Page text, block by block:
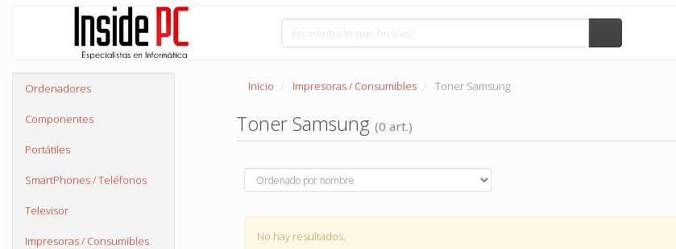
Ordenadores
Componentes
Portátiles
SmartPhones / Teléfonos
Televisor
Impresoras / Consumibles
Inicio Impresoras / Consumibles Toner Samsung
Toner Samsung (0 art.)
No hay resultados.